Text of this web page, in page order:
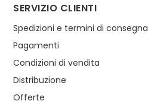
SERVIZIO CLIENTI
Spedizioni e termini di consegna
Pagamenti
Condizioni di vendita
Distribuzione
Offerte